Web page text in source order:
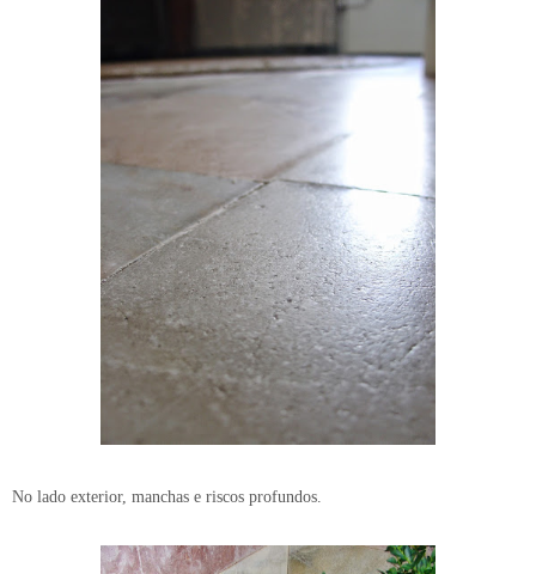
No lado exterior, manchas e riscos profundos.